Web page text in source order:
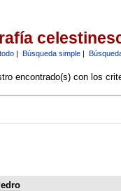
| Búsqueda simple|
encontrado(s) con los